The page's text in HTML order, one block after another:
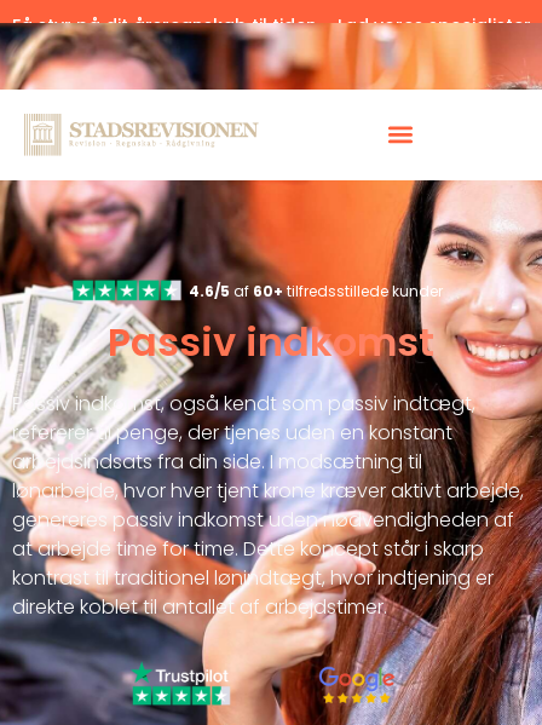
Få styr på dit årsregnskab til tiden – Lad vores specialister
hjælpe.Klik her.
4.6/5 af60+tilfredsstillede kunder
Passiv indkomst
Passiv indkomst, også kendt som passiv indtægt,
refererer til penge, der tjenes uden en konstant
arbejdsindsats fra din side. I modsætning til
lønarbejde, hvor hver tjent krone kræver aktivt arbejde,
genereres passiv indkomst uden nødvendigheden af
at arbejde time for time. Dette koncept står i skarp
kontrast til traditionel lønindtægt, hvor indtjening er
direkte koblet til antallet af arbejdstimer.